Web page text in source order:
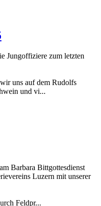
Jungoffiziere zum letzten
uns auf dem Rudolfs
und vi...
Barbara Bittgottesdienst
Luzern mit unserer
Feldpr...